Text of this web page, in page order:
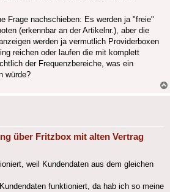
Frage nachschieben: Es werden ja "freie"
(erkennbar an der Artikelnr.), aber die
werden ja vermutlich Providerboxen
reichen oder laufen die mit komplett
der Frequenzbereiche, was ein
würde?
über Fritzbox mit alten Vertrag
weil Kundendaten aus dem gleichen
funktioniert, da hab ich so meine